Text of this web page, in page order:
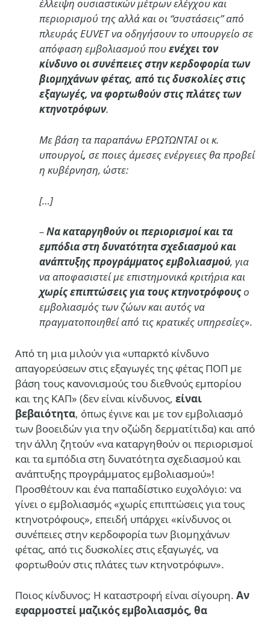
έλλειψη ουσιαστικών μέτρων ελέγχου και
περιορισμού της αλλά και οι “συστάσεις” από
πλευράς EUVET να οδηγήσουν το υπουργείο σε
απόφαση εμβολιασμού πουενέχει τον
κίνδυνο οι συνέπειες στην κερδοφορία των
βιομηχάνων φέτας, από τις δυσκολίες στις
εξαγωγές, να φορτωθούν στις πλάτες των
κτηνοτρόφων.
Με βάση τα παραπάνω ΕΡΩΤΩΝΤΑΙ οι κ.
υπουργοί, σε ποιες άμεσες ενέργειες θα προβεί
η κυβέρνηση, ώστε:
[…]
–Να καταργηθούν οι περιορισμοί και τα
εμπόδια στη δυνατότητα σχεδιασμού και
ανάπτυξης προγράμματος εμβολιασμού, για
να αποφασιστεί με επιστημονικά κριτήρια και
χωρίς επιπτώσεις για τους κτηνοτρόφουςο
εμβολιασμός των ζώων και αυτός να
πραγματοποιηθεί από τις κρατικές υπηρεσίες».
Από τη μια μιλούν για «υπαρκτό κίνδυνο
απαγορεύσεων στις εξαγωγές της φέτας ΠΟΠ με
βάση τους κανονισμούς του διεθνούς εμπορίου
και της ΚΑΠ» (δεν είναι κίνδυνος, είναι
βεβαιότητα, όπως έγινε και με τον εμβολιασμό
των βοοειδών για την οζώδη δερματίτιδα) και από
την άλλη ζητούν «να καταργηθούν οι περιορισμοί
και τα εμπόδια στη δυνατότητα σχεδιασμού και
ανάπτυξης προγράμματος εμβολιασμού»!
Προσθέτουν και ένα παπαδίστικο ευχολόγιο: να
γίνει ο εμβολιασμός «χωρίς επιπτώσεις για τους
κτηνοτρόφους», επειδή υπάρχει «κίνδυνος οι
συνέπειες στην κερδοφορία των βιομηχάνων
φέτας, από τις δυσκολίες στις εξαγωγές, να
φορτωθούν στις πλάτες των κτηνοτρόφων».
Ποιος κίνδυνος; Η καταστροφή είναι σίγουρη. Αν
εφαρμοστεί μαζικός εμβολιασμός, θα